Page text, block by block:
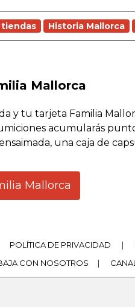
tiendas Historia Mallorca
Mallorca
y tu tarjeta Familia
acumularás
una caja de
Mallorca
POLÍTICA DE PRIVACIDAD |
CON NOSOTROS |